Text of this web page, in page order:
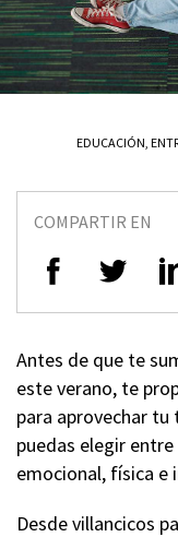
EDUCACIÓN
COMPARTIR EN
Antes de que te
este verano, te
para aprovechar
puedas elegir
emocional, física e
Desde villancicos